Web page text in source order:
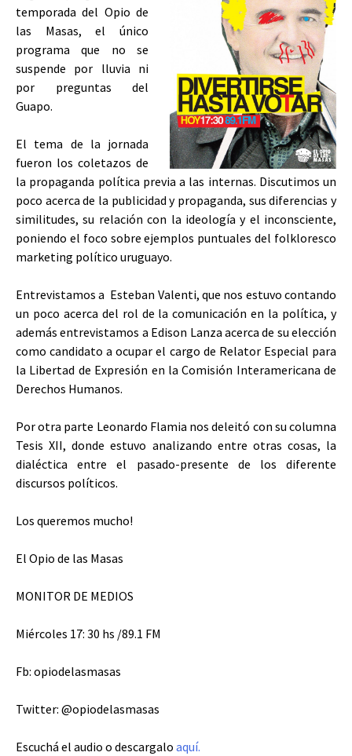
temporada del Opio de
las Masas, el único
programa que no se
suspende por lluvia ni
por preguntas del
Guapo.
El tema de la jornada
fueron los coletazos de
la propaganda política previa a las internas. Discutimos un
poco acerca de la publicidad y propaganda, sus diferencias y
similitudes, su relación con la ideología y el inconsciente,
poniendo el foco sobre ejemplos puntuales del folkloresco
marketing político uruguayo.
Entrevistamos a Esteban Valenti, que nos estuvo contando
un poco acerca del rol de la comunicación en la política, y
además entrevistamos a Edison Lanza acerca de su elección
como candidato a ocupar el cargo de Relator Especial para
la Libertad de Expresión en la Comisión Interamericana de
Derechos Humanos.
Por otra parte Leonardo Flamia nos deleitó con su columna
Tesis XII, donde estuvo analizando entre otras cosas, la
dialéctica entre el pasado-presente de los diferente
discursos políticos.
Los queremos mucho!
El Opio de las Masas
MONITOR DE MEDIOS
Miércoles 17: 30 hs /89.1 FM
Fb: opiodelasmasas
Twitter: @opiodelasmasas
Escuchá el audio o descargalo aquí.